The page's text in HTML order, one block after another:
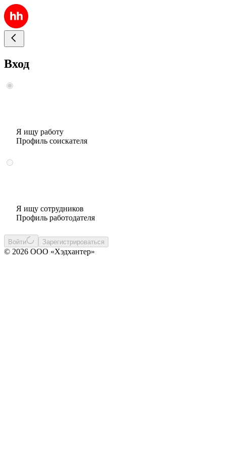
Вход
Я ищу работу
Профиль соискателя
Я ищу сотрудников
Профиль работодателя
Войти Зарегистрироваться
© 2026 ООО «Хэдхантер»